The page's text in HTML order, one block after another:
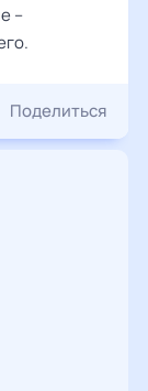
–
Поделиться